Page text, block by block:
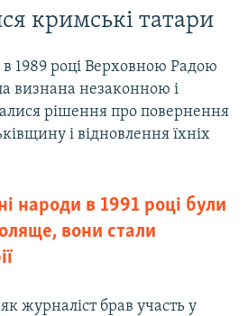
кримські татари
1989 році Верховною Радою
визнана незаконною і
рішення про повернення
і відновлення їхніх
народи в 1991 році були
вони стали
журналіст брав участь у